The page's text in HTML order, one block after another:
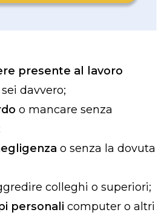
presente al lavoro
davvero;
o mancare senza
o senza la dovuta
colleghi o superiori;
personali computer o altri